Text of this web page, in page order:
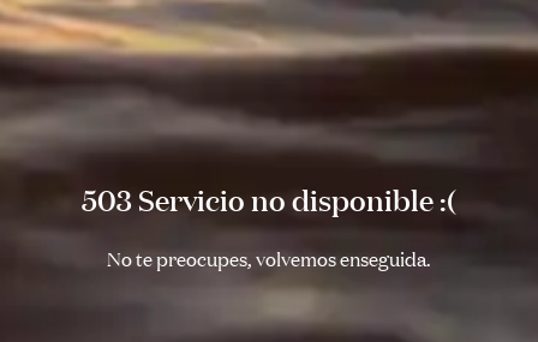
503 Servicio no disponible :(
No te preocupes, volvemos enseguida.